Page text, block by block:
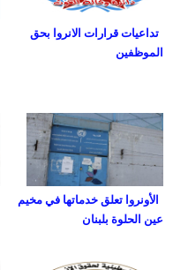
تداعيات قرارات الانروا بحق
الموظفين
الأونروا تعلق خدماتها في مخيم
عين الحلوة بلبنان